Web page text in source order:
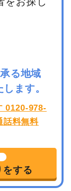
る地域
ます。
する